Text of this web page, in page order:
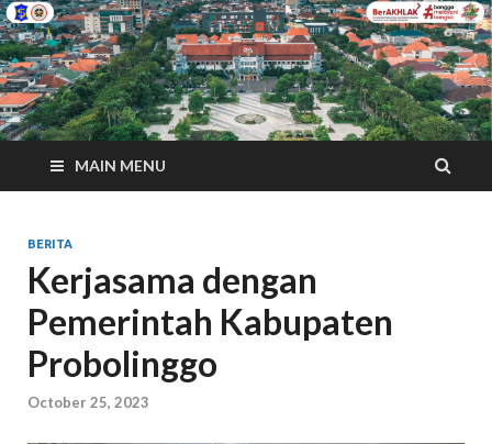
MAIN MENU
BERITA
Kerjasama dengan
Pemerintah Kabupaten
Probolinggo
October 25, 2023